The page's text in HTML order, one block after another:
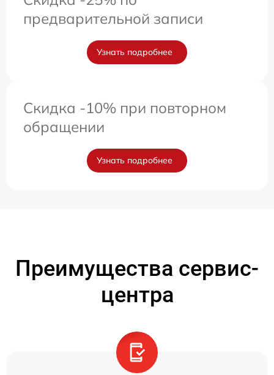
предварительной записи
Узнать подробнее
Скидка -10% при повторном
обращении
Узнать подробнее
Преимущества сервис-
центра